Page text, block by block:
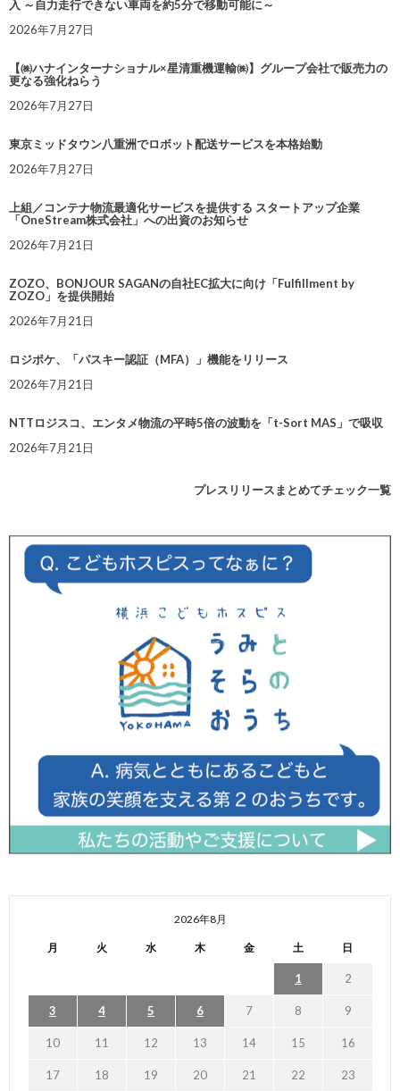
入 ～自力走行できない車両を約5分で移動可能に～
2026年7月27日
【㈱ハナインターナショナル×星清重機運輸㈱】グループ会社で販売力の
更なる強化ねらう
2026年7月27日
東京ミッドタウン八重洲でロボット配送サービスを本格始動
2026年7月27日
上組／コンテナ物流最適化サービスを提供する スタートアップ企業
「OneStream株式会社」への出資のお知らせ
2026年7月21日
ZOZO、BONJOUR SAGANの自社EC拡大に向け「Fulfillment by
ZOZO」を提供開始
2026年7月21日
ロジポケ、「パスキー認証（MFA）」機能をリリース
2026年7月21日
NTTロジスコ、エンタメ物流の平時5倍の波動を「t-Sort MAS」で吸収
2026年7月21日
プレスリリースまとめてチェック一覧
2026年8月
月 火 水 木 金 土 日
1 2
3 4 5 6 7 8 9
10 11 12 13 14 15 16
17 18 19 20 21 22 23